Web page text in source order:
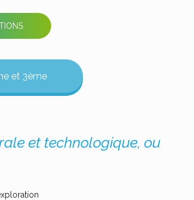
et 3ème
et technologique, ou